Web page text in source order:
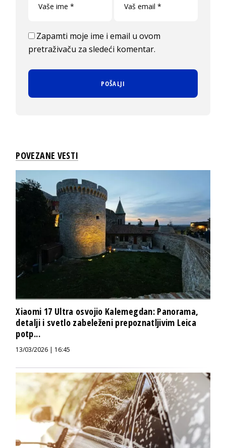
Zapamti moje ime i email u ovom
pretraživaču za sledeći komentar.
POVEZANE VESTI
Xiaomi 17 Ultra osvojio Kalemegdan: Panorama,
detalji i svetlo zabeleženi prepoznatljivim Leica
potp...
13/03/2026 | 16:45